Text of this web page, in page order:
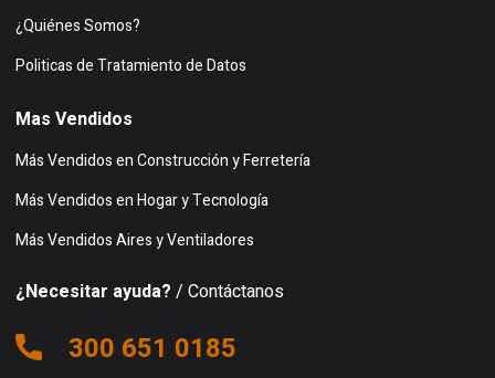
¿Quiénes Somos?
Politicas de Tratamiento de Datos
Mas Vendidos
Más Vendidos en Construcción y Ferretería
Más Vendidos en Hogar y Tecnología
Más Vendidos Aires y Ventiladores
¿Necesitar ayuda? / Contáctanos
300 651 0185